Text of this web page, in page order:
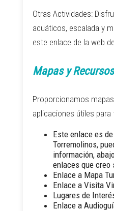
Otras Actividades:
acuáticos, escalada y
este enlace de la web
Mapas y Recursos
Proporcionamos
aplicaciones útiles
Este enlace es
Torremolinos,
información,
enlaces que creo
Enlace a Mapa
Enlace a Visita
Lugares de
Enlace a